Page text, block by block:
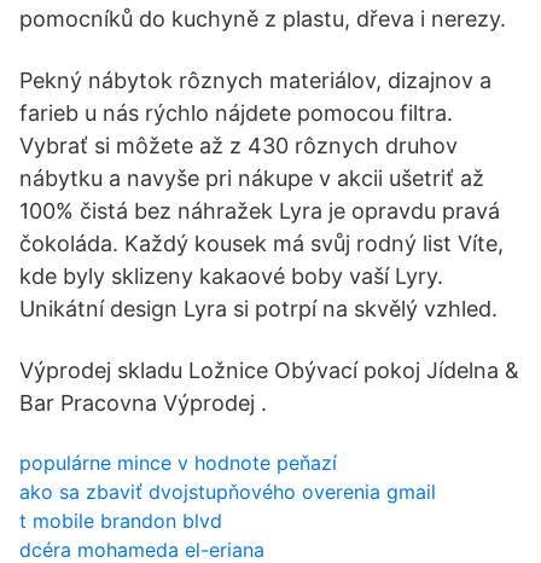
pomocníků do kuchyně z plastu, dřeva i nerezy.
Pekný nábytok rôznych materiálov, dizajnov a
farieb u nás rýchlo nájdete pomocou filtra.
Vybrať si môžete až z 430 rôznych druhov
nábytku a navyše pri nákupe v akcii ušetriť až
100% čistá bez náhražek Lyra je opravdu pravá
čokoláda. Každý kousek má svůj rodný list Víte,
kde byly sklizeny kakaové boby vaší Lyry.
Unikátní design Lyra si potrpí na skvělý vzhled.
Výprodej skladu Ložnice Obývací pokoj Jídelna &
Bar Pracovna Výprodej .
populárne mince v hodnote peňazí
ako sa zbaviť dvojstupňového overenia gmail
t mobile brandon blvd
dcéra mohameda el-eriana